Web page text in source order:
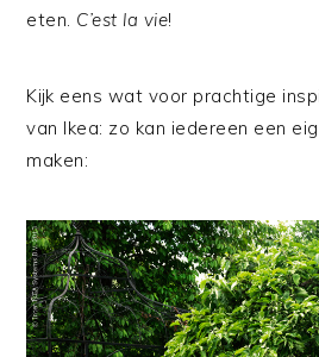
eten. C’est la vie!
Kijk eens wat voor prachtige
van Ikea: zo kan iedereen een
maken: